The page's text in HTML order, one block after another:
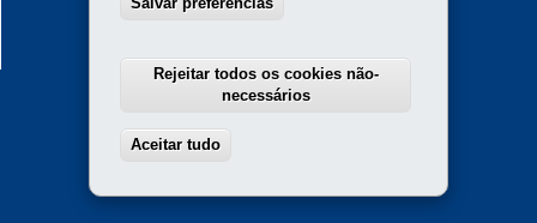
Curitiba-PR
Atendimento institucional: (41) 3312-5700
Rejeitar todos os cookies não-
necessários
Aceitar tudo